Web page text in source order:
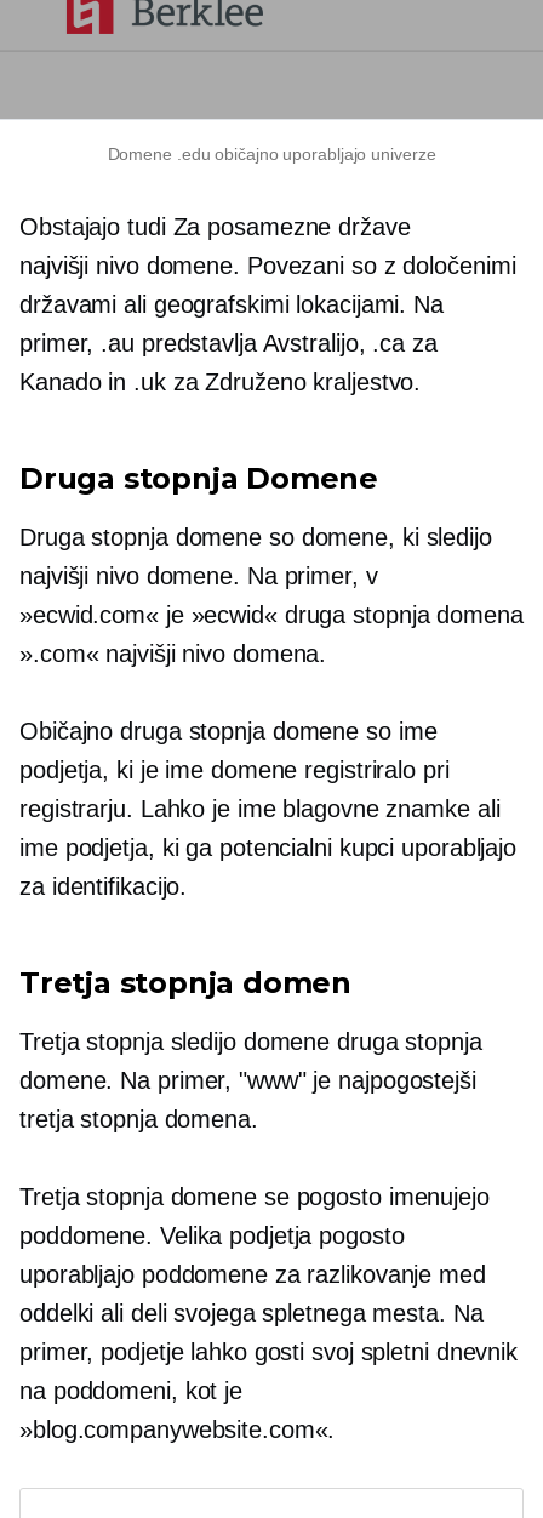
Domene .edu običajno uporabljajo univerze
Obstajajo tudi Za posamezne države
najvišji nivodomene. Povezani so z določenimi
državami ali geografskimi lokacijami. Na
primer, .au predstavlja Avstralijo, .ca za
Kanado in .uk za Združeno kraljestvo.
Druga stopnja Domene
Druga stopnjadomene so domene, ki sledijo
najvišji nivodomene. Na primer, v
»ecwid.com« je »ecwid« druga stopnjadomena
».com« najvišji nivo domena.
Običajnodruga stopnjadomene so ime
podjetja, ki je ime domene registriralo pri
registrarju. Lahko je ime blagovne znamke ali
ime podjetja, ki ga potencialni kupci uporabljajo
za identifikacijo.
Tretja stopnja domen
Tretja stopnjasledijo domenedruga stopnja
domene. Na primer, "www" je najpogostejši
tretja stopnjadomena.
Tretja stopnjadomene se pogosto imenujejo
poddomene. Velika podjetja pogosto
uporabljajo poddomene za razlikovanje med
oddelki ali deli svojega spletnega mesta. Na
primer, podjetje lahko gosti svoj spletni dnevnik
na poddomeni, kot je
»blog.companywebsite.com«.